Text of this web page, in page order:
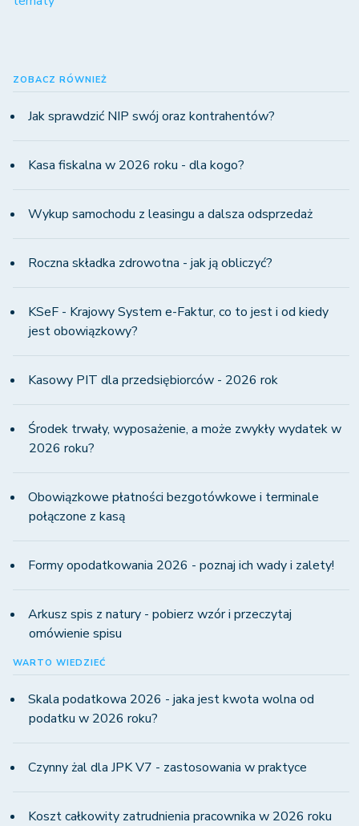
ZOBACZ RÓWNIEŻ
Jak sprawdzić NIP swój oraz kontrahentów?
Kasa fiskalna w 2026 roku - dla kogo?
Wykup samochodu z leasingu a dalsza odsprzedaż
Roczna składka zdrowotna - jak ją obliczyć?
KSeF - Krajowy System e-Faktur, co to jest i od kiedy
jest obowiązkowy?
Kasowy PIT dla przedsiębiorców - 2026 rok
Środek trwały, wyposażenie, a może zwykły wydatek w
2026 roku?
Obowiązkowe płatności bezgotówkowe i terminale
połączone z kasą
Formy opodatkowania 2026 - poznaj ich wady i zalety!
Arkusz spis z natury - pobierz wzór i przeczytaj
omówienie spisu
WARTO WIEDZIEĆ
Skala podatkowa 2026 - jaka jest kwota wolna od
podatku w 2026 roku?
Czynny żal dla JPK V7 - zastosowania w praktyce
Koszt całkowity zatrudnienia pracownika w 2026 roku